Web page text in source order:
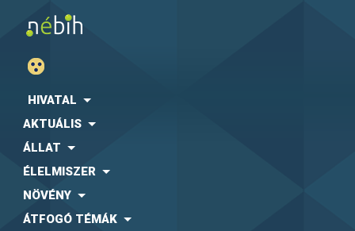
HIVATAL
AKTUÁLIS
ÁLLAT
ÉLELMISZER
NÖVÉNY
ÁTFOGÓ TÉMÁK